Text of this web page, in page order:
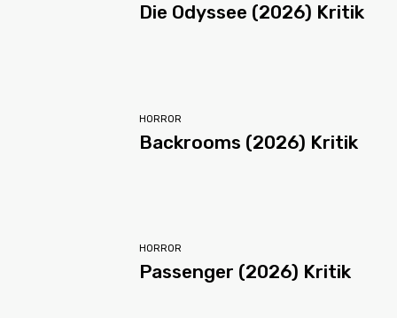
Die Odyssee (2026) Kritik
HORROR
Backrooms (2026) Kritik
HORROR
Passenger (2026) Kritik